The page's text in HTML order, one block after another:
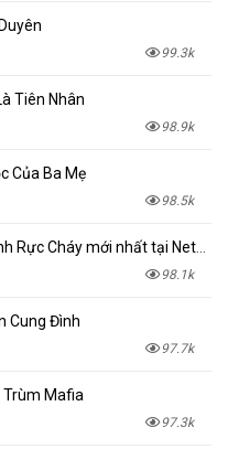
99.3k
Tiên Nhân
98.9k
Của Ba Mẹ
98.5k
98.1k
Cung Đình
97.7k
Trùm Mafia
97.3k